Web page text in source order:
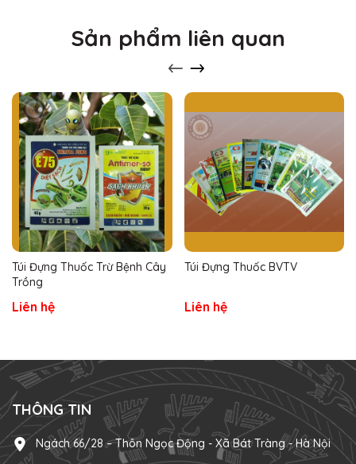
Sản phẩm liên quan
Túi Đựng Thuốc Trừ Bệnh Cây
Trồng
Liên hệ
Túi Đựng Thuốc BVTV
Liên hệ
THÔNG TIN
Ngách 66/28 – Thôn Ngọc Động - Xã Bát Tràng - Hà Nội